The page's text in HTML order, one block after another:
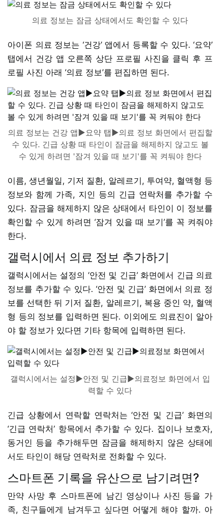
의료 정보는 잠금 상태에서도 확인할 수 있다
아이폰 의료 정보는 ‘건강’ 앱에서 등록할 수 있다. ‘요약’
탭에서 건강 앱 오른쪽 상단 프로필 사진을 클릭 후 프
로필 사진 아래 ‘의료 정보’를 편집하면 된다.
의료 정보는 건강 앱▶요약 탭▶의료 정보 화면에서 편집할
수 있다. 긴급 상황 때 타인이 잠금을 해제하지 않고도 볼
수 있게 하려면 '잠겨 있을 때 보기'를 꼭 켜둬야 한다
이름, 생년월일, 기저 질환, 알레르기, 투여약, 혈액형 등
정보와 함께 가족, 지인 등의 긴급 연락처를 추가할 수
있다. 잠금을 해제하지 않은 상태에서 타인이 이 정보를
확인할 수 있게 하려면 ‘잠겨 있을 때 보기’를 꼭 켜줘야
한다.
갤럭시에서 의료 정보 추가하기
갤럭시에서는 설정의 ‘안전 및 긴급’ 화면에서 긴급 의료
정보를 추가할 수 있다. ‘안전 및 긴급’ 화면에서 의료 정
보를 선택한 뒤 기저 질환, 알레르기, 복용 중인 약, 혈액
형 등의 정보를 입력하면 된다. 이외에도 의료진이 알아
야 할 정보가 있다면 기타 항목에 입력하면 된다.
갤럭시에서는 설정▶안전 및 긴급▶의료정보 화면에서 입
력할 수 있다
긴급 상황에서 연락할 연락처는 ‘안전 및 긴급’ 화면의
‘긴급 연락처’ 항목에서 추가할 수 있다. 집이나 보호자,
동거인 등을 추가해두면 잠금을 해제하지 않은 상태에
서도 타인이 해당 연락처로 전화할 수 있다.
스마트폰 기록을 유산으로 남기려면?
만약 사망 후 스마트폰에 남긴 영상이나 사진 등을 가
족, 친구들에게 남겨두고 싶다면 어떻게 해야 할까. 아